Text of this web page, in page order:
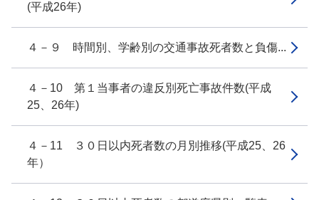
(平成26年)
４－９ 時間別、学齢別の交通事故死者数と負傷...
４－10 第１当事者の違反別死亡事故件数(平成
25、26年)
４－11 ３０日以内死者数の月別推移(平成25、26
年）